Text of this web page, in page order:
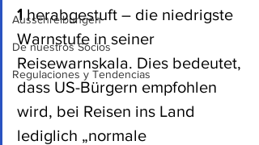
Ausschreibungen
De nuestros Socios
Regulaciones y Tendencias
1 herabgestuft – die niedrigste
Warnstufe in seiner
Reisewarnskala. Dies bedeutet,
dass US-Bürgern empfohlen
wird, bei Reisen ins Land
lediglich „normale